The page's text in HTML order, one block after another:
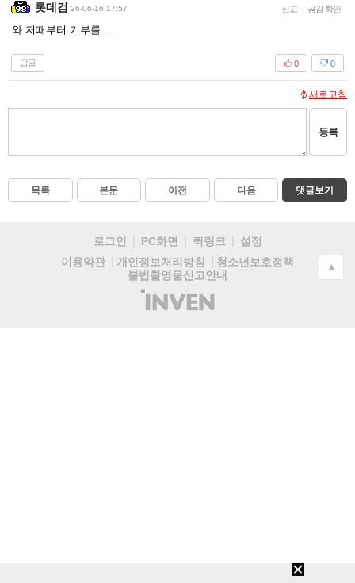
롯데검 26-06-16 17:57 신고 | 공감 확인
와 저때부터 기부를...
답글 0
0
새로고침
등록
목록 본문 이전 다음 댓글보기
로그인 PC화면 퀵링크
설정
이용약관
개인정보처리방침
청소년보호정책
불법촬영물신고안내
(주)
인
▲